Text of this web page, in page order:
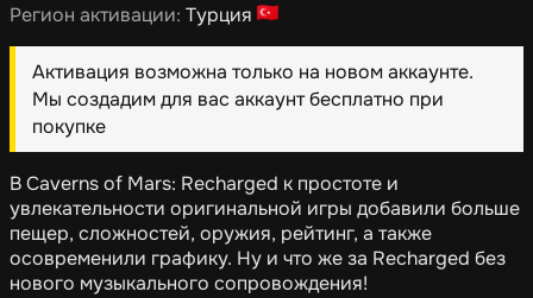
Регион активации: Турция
Активация возможна только на новом аккаунте.
Мы создадим для вас аккаунт бесплатно при
покупке
В Caverns of Mars: Recharged к простоте и
увлекательности оригинальной игры добавили больше
пещер, сложностей, оружия, рейтинг, а также
осовременили графику. Ну и что же за Recharged без
нового музыкального сопровождения!